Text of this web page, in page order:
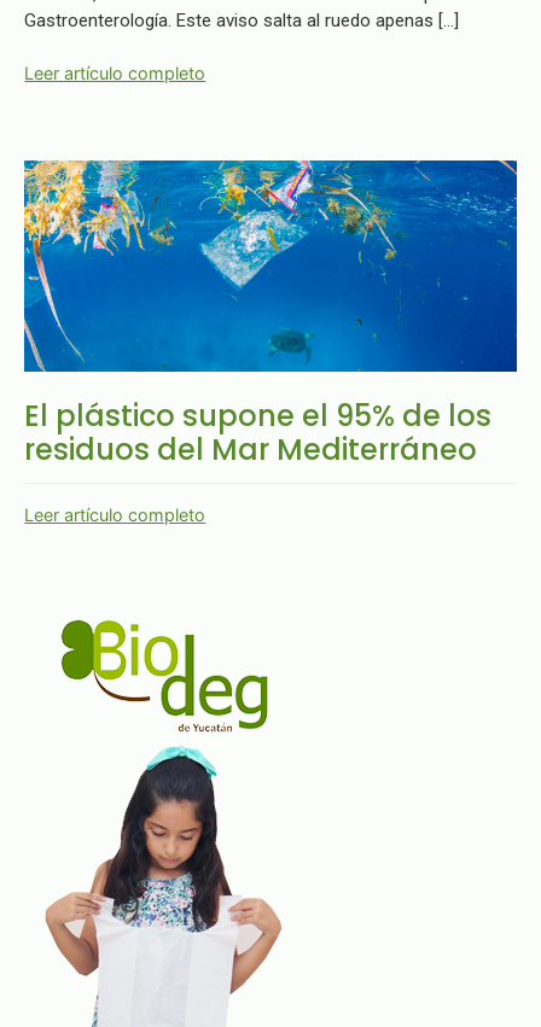
Gastroenterología. Este aviso salta al ruedo apenas […]
Leer artículo completo
El plástico supone el 95% de los
residuos del Mar Mediterráneo
Leer artículo completo